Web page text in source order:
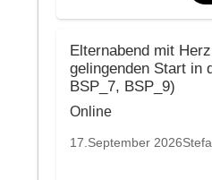
Elternabend mit
gelingenden Start in
BSP_7, BSP_9)
Online
17.September 2026